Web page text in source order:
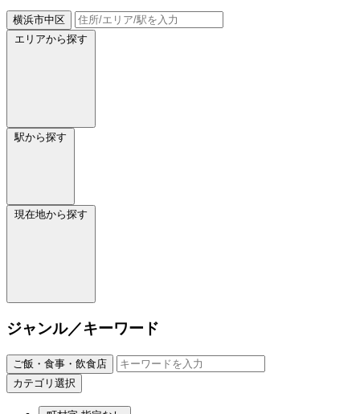
横浜市中区
エリアから探す
駅から探す
現在地から探す
ジャンル／キーワード
ご飯・食事・飲食店
カテゴリ選択